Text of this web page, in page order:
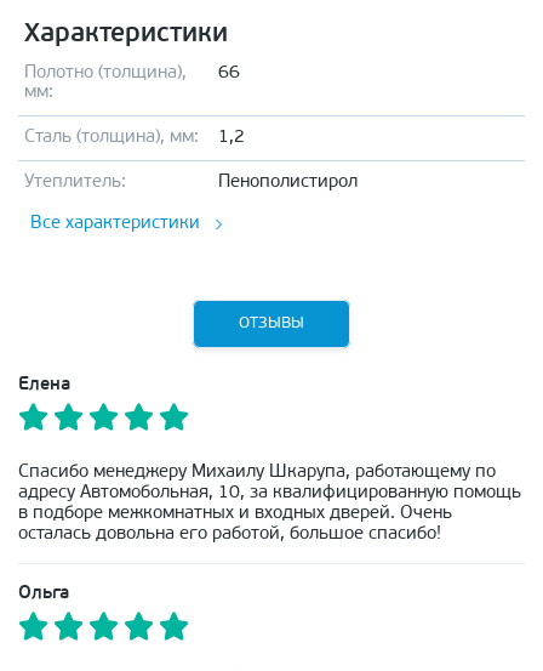
Характеристики
Полотно (толщина),
мм:
66
Сталь (толщина), мм: 1,2
Утеплитель: Пенополистирол
Все характеристики
ОТЗЫВЫ
Елена
Спасибо менеджеру Михаилу Шкарупа, работающему по
адресу Автомобольная, 10, за квалифицированную помощь
в подборе межкомнатных и входных дверей. Очень
осталась довольна его работой, большое спасибо!
Ольга